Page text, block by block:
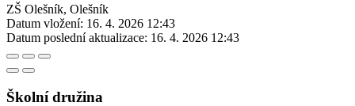
ZŠ Olešník, Olešník
Datum vložení: 16. 4. 2026 12:43
Datum poslední aktualizace: 16. 4. 2026 12:43
Školní družina